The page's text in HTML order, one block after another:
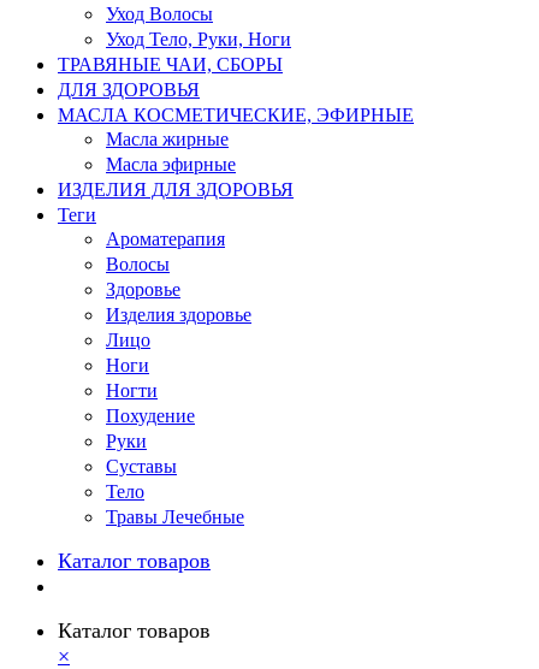
Уход Волосы
Уход Тело, Руки, Ноги
ТРАВЯНЫЕ ЧАИ, СБОРЫ
ДЛЯ ЗДОРОВЬЯ
МАСЛА КОСМЕТИЧЕСКИЕ, ЭФИРНЫЕ
Масла жирные
Масла эфирные
ИЗДЕЛИЯ ДЛЯ ЗДОРОВЬЯ
Теги
Ароматерапия
Волосы
Здоровье
Изделия здоровье
Лицо
Ноги
Ногти
Похудение
Руки
Суставы
Тело
Травы Лечебные
Каталог товаров
Каталог товаров
×